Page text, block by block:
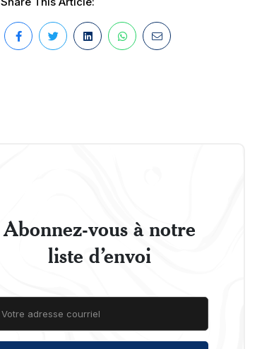
Abonnez-vous à notre
liste d’envoi